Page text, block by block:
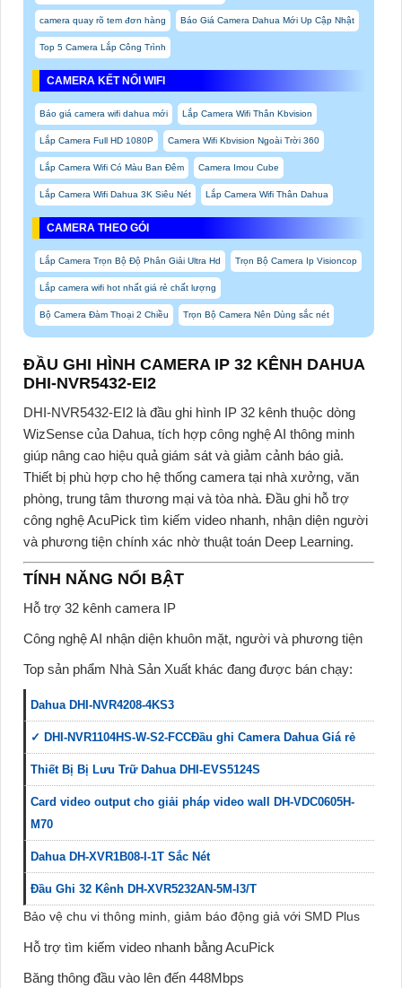
camera quay rõ tem đơn hàng Báo Giá Camera Dahua Mới Up Cập Nhật
Top 5 Camera Lắp Công Trình
CAMERA KẾT NỐI WIFI
Báo giá camera wifi dahua mới Lắp Camera Wifi Thân Kbvision
Lắp Camera Full HD 1080P Camera Wifi Kbvision Ngoài Trời 360
Lắp Camera Wifi Có Màu Ban Đêm Camera Imou Cube
Lắp Camera Wifi Dahua 3K Siêu Nét Lắp Camera Wifi Thân Dahua
CAMERA THEO GÓI
Lắp Camera Trọn Bộ Độ Phân Giải Ultra Hd Trọn Bộ Camera Ip Visioncop
Lắp camera wifi hot nhất giá rẻ chất lượng
Bộ Camera Đàm Thoại 2 Chiều Trọn Bộ Camera Nên Dùng sắc nét
ĐẦU GHI HÌNH CAMERA IP 32 KÊNH DAHUA
DHI-NVR5432-EI2
DHI-NVR5432-EI2 là đầu ghi hình IP 32 kênh thuộc dòng
WizSense của Dahua, tích hợp công nghệ AI thông minh
giúp nâng cao hiệu quả giám sát và giảm cảnh báo giả.
Thiết bị phù hợp cho hệ thống camera tại nhà xưởng, văn
phòng, trung tâm thương mại và tòa nhà. Đầu ghi hỗ trợ
công nghệ AcuPick tìm kiếm video nhanh, nhận diện người
và phương tiện chính xác nhờ thuật toán Deep Learning.
TÍNH NĂNG NỔI BẬT
Hỗ trợ 32 kênh camera IP
Công nghệ AI nhận diện khuôn mặt, người và phương tiện
Top sản phẩm Nhà Sản Xuất khác đang được bán chạy:
Dahua DHI-NVR4208-4KS3
✓ DHI-NVR1104HS-W-S2-FCCĐầu ghi Camera Dahua Giá rẻ
Thiết Bị Bị Lưu Trữ Dahua DHI-EVS5124S
Card video output cho giải pháp video wall DH-VDC0605H-
M70
Dahua DH-XVR1B08-I-1T Sắc Nét
Đầu Ghi 32 Kênh DH-XVR5232AN-5M-I3/T
Bảo vệ chu vi thông minh, giảm báo động giả với SMD Plus
Hỗ trợ tìm kiếm video nhanh bằng AcuPick
Băng thông đầu vào lên đến 448Mbps